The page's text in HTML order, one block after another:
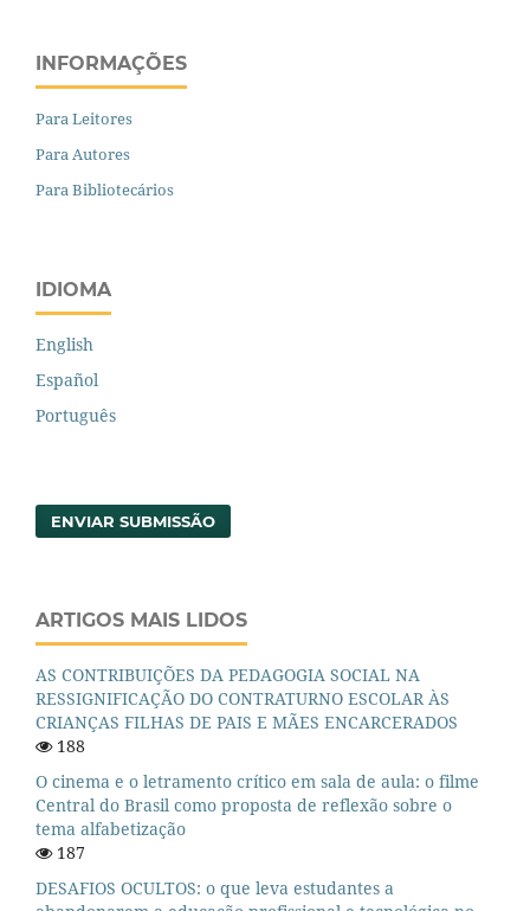
INFORMAÇÕES
Para Leitores
Para Autores
Para Bibliotecários
IDIOMA
English
Español
Português
ENVIAR SUBMISSÃO
ARTIGOS MAIS LIDOS
AS CONTRIBUIÇÕES DA PEDAGOGIA SOCIAL NA
RESSIGNIFICAÇÃO DO CONTRATURNO ESCOLAR ÀS
CRIANÇAS FILHAS DE PAIS E MÃES ENCARCERADOS
188
O cinema e o letramento crítico em sala de aula: o filme
Central do Brasil como proposta de reflexão sobre o
tema alfabetização
187
DESAFIOS OCULTOS: o que leva estudantes a